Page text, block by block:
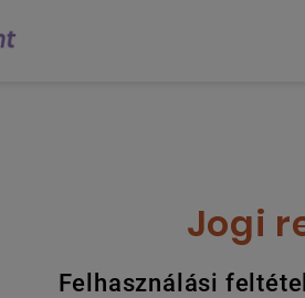
Jogi
Felhasználási